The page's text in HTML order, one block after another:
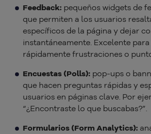
Feedback: pequeños widgets de
que permiten a los usuarios
específicos de la página y dejar
instantáneamente. Excelente
rápidamente frustraciones o
Encuestas (Polls): pop-ups o
que hacen preguntas rápidas y
usuarios en páginas clave. Por
“¿Encontraste lo que buscabas?”.
Formularios (Form Analytics):